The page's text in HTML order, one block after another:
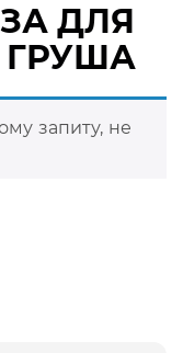
ДЛЯ
ГРУША
запиту, не